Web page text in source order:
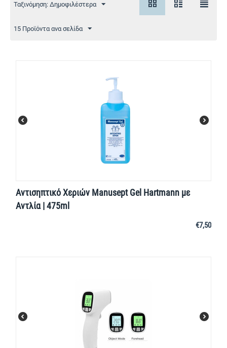
Ταξινόμηση: Δημοφιλέστερα
15 Προϊόντα ανα σελίδα
Αντισηπτικό Χεριών Manusept Gel Hartmann με
Αντλία | 475ml
€7,50